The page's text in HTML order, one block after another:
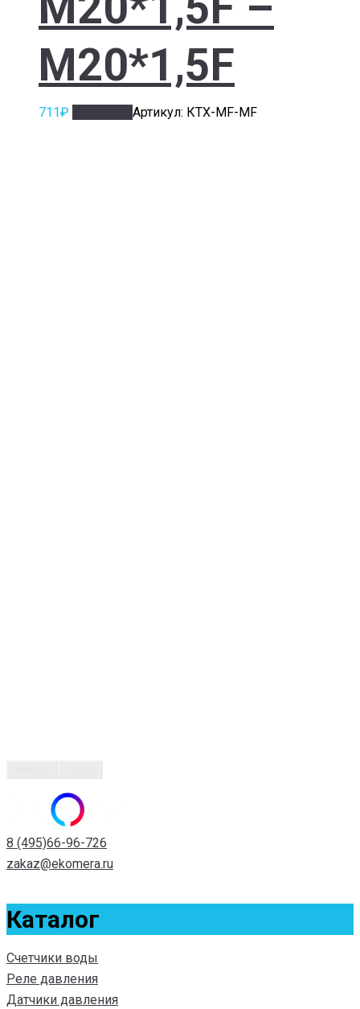
M20*1,5F
711₽ Артикул: КТХ-MF-MF
8 (495)66-96-726
zakaz@ekomera.ru
Каталог
Счетчики воды
Реле давления
Датчики давления